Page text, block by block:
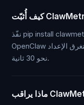
نفّذ pip install clawmetry ثم clawmetry. يكتشف مساحة عمل
OpenClaw تلقائياً، دون الحاجة إلى ملف إعداد. يستغرق الإعداد
نحو 30 ثانية.